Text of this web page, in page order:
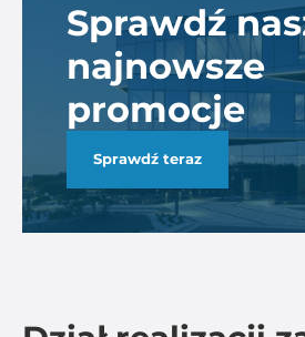
Sprawdź
najnowsze
promocje
Sprawdź teraz